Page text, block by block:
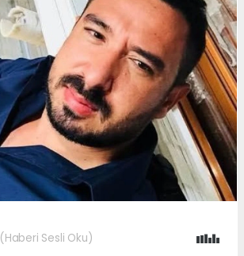
(Haberi Sesli Oku)